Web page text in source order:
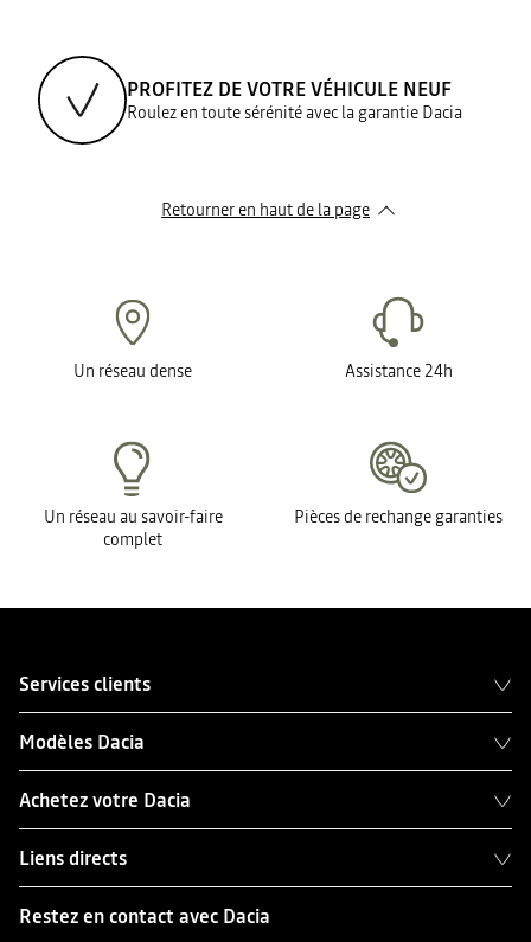
PROFITEZ DE VOTRE VÉHICULE NEUF
Roulez en toute sérénité avec la garantie Dacia
Retourner en haut de la page
Un réseau dense Assistance 24h
Un réseau au savoir-faire
complet
Pièces de rechange garanties
Services clients
Modèles Dacia
Achetez votre Dacia
Liens directs
Restez en contact avec Dacia